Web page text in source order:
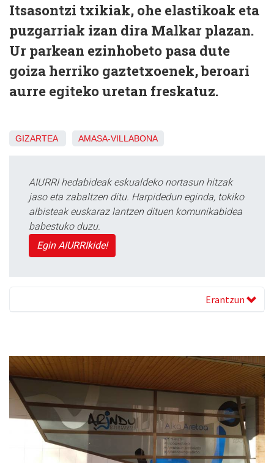
Itsasontzi txikiak, ohe elastikoak eta
puzgarriak izan dira Malkar plazan.
Ur parkean ezinhobeto pasa dute
goiza herriko gaztetxoenek, beroari
aurre egiteko uretan freskatuz.
GIZARTEA AMASA-VILLABONA
AIURRI hedabideak eskualdeko nortasun hitzak
jaso eta zabaltzen ditu. Harpidedun eginda, tokiko
albisteak euskaraz lantzen dituen komunikabidea
babestuko duzu.
Egin AIURRIkide!
Erantzun